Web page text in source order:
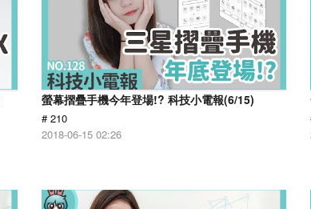
螢幕摺疊手機今年登場!? 科技小電報(6/15)
# 210
2018-06-15 02:26